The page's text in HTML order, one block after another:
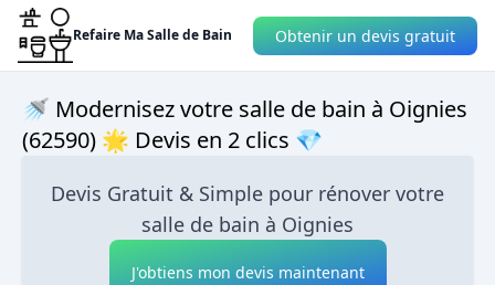
Refaire Ma Salle de Bain Obtenir un devis gratuit
🚿 Modernisez votre salle de bain à Oignies
(62590) 🌟 Devis en 2 clics 💎
Devis Gratuit & Simple pour rénover votre
salle de bain à Oignies
J'obtiens mon devis maintenant